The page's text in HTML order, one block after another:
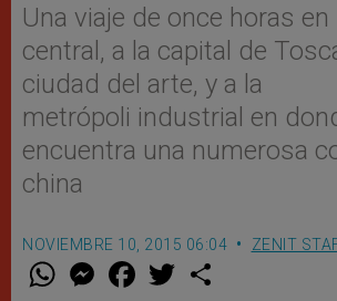
Una viaje de once horas en
central, a la capital de
ciudad del arte, y a la
metrópoli industrial en
encuentra una numerosa
china
NOVIEMBRE 10, 2015 06:04 ZENIT
W M
e
F
a w